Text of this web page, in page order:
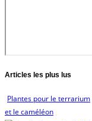
Articles les plus lus
Plantes pour le terrarium
et le caméléon